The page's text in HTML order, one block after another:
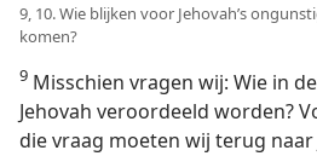
9, 10. Wie blijken voor Jehovah’s
komen?
9 Misschien vragen wij: Wie in
Jehovah veroordeeld worden?
die vraag moeten wij terug naar